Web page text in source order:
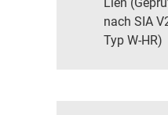
nach SIA
Typ W-HR)